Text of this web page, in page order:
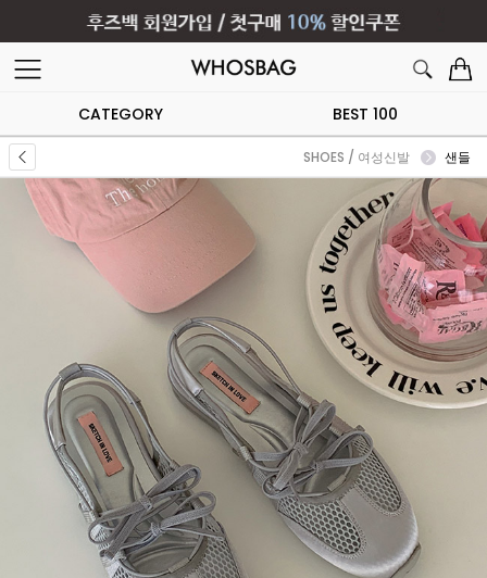
CATEGORY BEST 100
SHOES / 여성신발 샌들